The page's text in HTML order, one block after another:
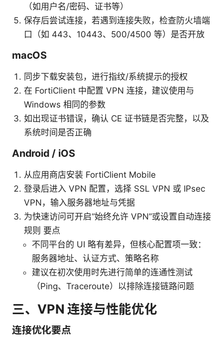
（如用户名/密码、证书等）
保存后尝试连接，若遇到连接失败，检查防火墙端
口（如 443、10443、500/4500 等）是否开放
macOS
同步下载安装包，进行指纹/系统提示的授权
在 FortiClient 中配置 VPN 连接，建议使用与
Windows 相同的参数
如出现证书错误，确认 CE 证书链是否完整，以及
系统时间是否正确
Android / iOS
从应用商店安装 FortiClient Mobile
登录后进入 VPN 配置，选择 SSL VPN 或 IPsec
VPN，输入服务器地址与凭据
为快速访问可开启“始终允许 VPN”或设置自动连接
规则 要点
不同平台的 UI 略有差异，但核心配置项一致：
服务器地址、认证方式、策略名称
建议在初次使用时先进行简单的连通性测试
（Ping、Traceroute）以排除连接链路问题
三、VPN 连接与性能优化
连接优化要点